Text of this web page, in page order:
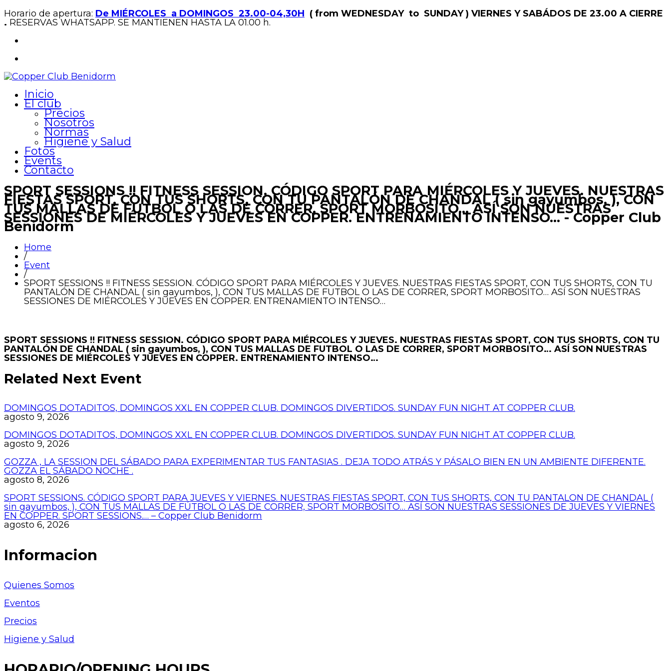
Horario de apertura: De MIÉRCOLES a DOMINGOS 23.00-04,30H ( from WEDNESDAY to SUNDAY ) VIERNES Y SABÁDOS DE 23.00 A CIERRE
. RESERVAS WHATSAPP. SE MANTIENEN HASTA LA 01.00 h.
Inicio
El club
Precios
Nosotros
Normas
Higiene y Salud
Fotos
Events
Contacto
SPORT SESSIONS !! FITNESS SESSION. CÓDIGO SPORT PARA MIÉRCOLES Y JUEVES. NUESTRAS
FIESTAS SPORT, CON TUS SHORTS, CON TU PANTALÓN DE CHANDAL ( sin gayumbos, ), CON
TUS MALLAS DE FUTBOL O LAS DE CORRER, SPORT MORBOSITO… ASÍ SON NUESTRAS
SESSIONES DE MIÉRCOLES Y JUEVES EN COPPER. ENTRENAMIENTO INTENSO… - Copper Club
Benidorm
Home
/
Event
/
SPORT SESSIONS !! FITNESS SESSION. CÓDIGO SPORT PARA MIÉRCOLES Y JUEVES. NUESTRAS FIESTAS SPORT, CON TUS SHORTS, CON TU
PANTALÓN DE CHANDAL ( sin gayumbos, ), CON TUS MALLAS DE FUTBOL O LAS DE CORRER, SPORT MORBOSITO… ASÍ SON NUESTRAS
SESSIONES DE MIÉRCOLES Y JUEVES EN COPPER. ENTRENAMIENTO INTENSO…
SPORT SESSIONS !! FITNESS SESSION. CÓDIGO SPORT PARA MIÉRCOLES Y JUEVES. NUESTRAS FIESTAS SPORT, CON TUS SHORTS, CON TU
PANTALÓN DE CHANDAL ( sin gayumbos, ), CON TUS MALLAS DE FUTBOL O LAS DE CORRER, SPORT MORBOSITO… ASÍ SON NUESTRAS
SESSIONES DE MIÉRCOLES Y JUEVES EN COPPER. ENTRENAMIENTO INTENSO…
Related Next Event
DOMINGOS DOTADITOS, DOMINGOS XXL EN COPPER CLUB. DOMINGOS DIVERTIDOS. SUNDAY FUN NIGHT AT COPPER CLUB.
agosto 9, 2026
DOMINGOS DOTADITOS, DOMINGOS XXL EN COPPER CLUB. DOMINGOS DIVERTIDOS. SUNDAY FUN NIGHT AT COPPER CLUB.
agosto 9, 2026
GOZZA , LA SESSION DEL SÁBADO PARA EXPERIMENTAR TUS FANTASIAS . DEJA TODO ATRÁS Y PÁSALO BIEN EN UN AMBIENTE DIFERENTE.
GOZZA EL SÁBADO NOCHE .
agosto 8, 2026
SPORT SESSIONS. CÓDIGO SPORT PARA JUEVES Y VIERNES. NUESTRAS FIESTAS SPORT, CON TUS SHORTS, CON TU PANTALON DE CHANDAL (
sin gayumbos, ), CON TUS MALLAS DE FÚTBOL O LAS DE CORRER, SPORT MORBOSITO… ASÍ SON NUESTRAS SESSIONES DE JUEVES Y VIERNES
EN COPPER. SPORT SESSIONS.… – Copper Club Benidorm
agosto 6, 2026
Informacion
Quienes Somos
Eventos
Precios
Higiene y Salud